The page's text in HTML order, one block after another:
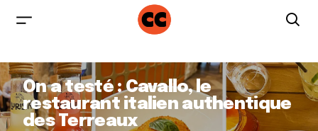
On a testé : Cavallo, le
restaurant italien authentique
des Terreaux